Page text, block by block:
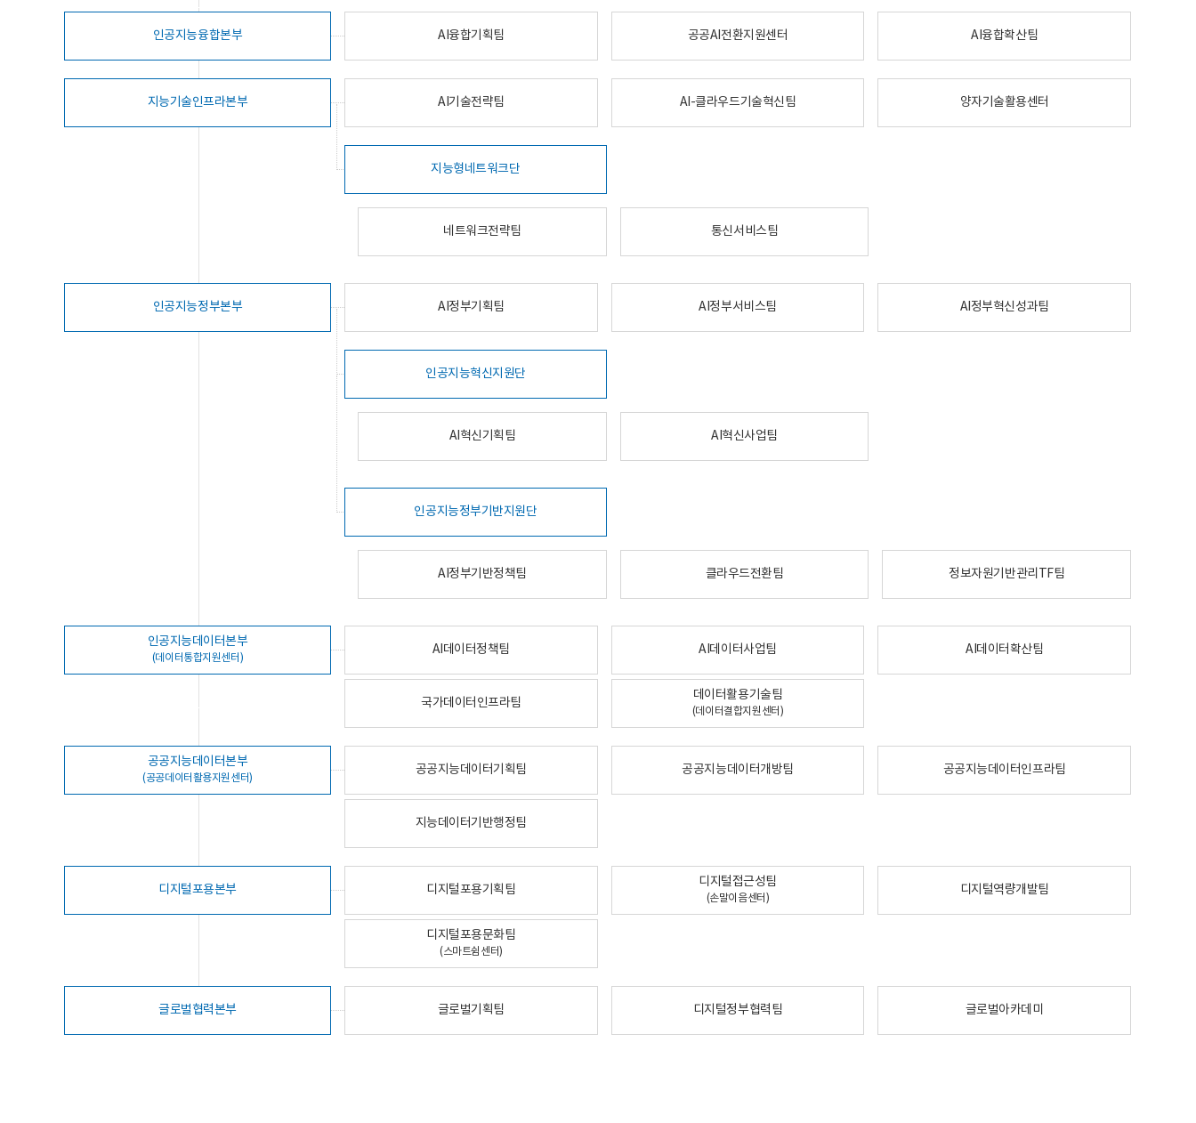
인공지능융합본부 AI융합기획팀 공공AI전환지원센터 AI융합확산팀
지능기술인프라본부 AI기술전략팀 AI-클라우드기술혁신팀 양자기술활용센터
지능형네트워크단
네트워크전략팀 통신서비스팀
인공지능정부본부 AI정부기획팀 AI정부서비스팀 AI정부혁신성과팀
인공지능혁신지원단
AI혁신기획팀 AI혁신사업팀
인공지능정부기반지원단
AI정부기반정책팀 클라우드전환팀 정보자원기반관리TF팀
인공지능데이터본부
(데이터통합지원센터)
AI데이터정책팀 AI데이터사업팀 AI데이터확산팀
국가데이터인프라팀
데이터활용기술팀
(데이터결합지원센터)
공공지능데이터본부
(공공데이터활용지원센터)
공공지능데이터기획팀 공공지능데이터개방팀 공공지능데이터인프라팀
지능데이터기반행정팀
디지털포용본부 디지털포용기획팀
디지털접근성팀
(손말이음센터)
디지털역량개발팀
디지털포용문화팀
(스마트쉼센터)
글로벌협력본부 글로벌기획팀 디지털정부협력팀 글로벌아카데미